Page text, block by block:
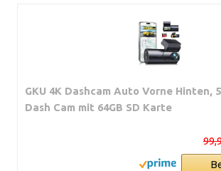
GKU 4K Dashcam Auto Vorne Hinten,
Dash Cam mit 64GB SD Karte